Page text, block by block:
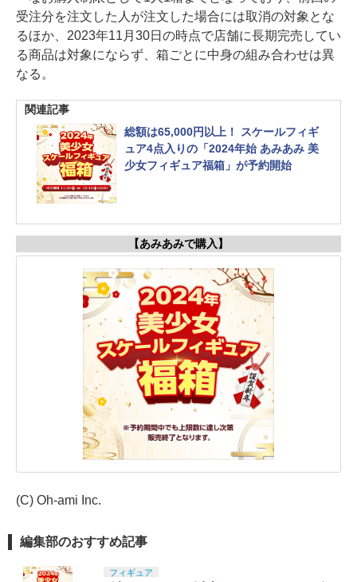
受注分を注文した人が注文した場合には取消の対象とな
るほか、2023年11月30日の時点で店舗に長期完売してい
る商品は対象にならず、箱ごとに中身の組み合わせは異
なる。
関連記事
総額は65,000円以上！ スケールフィギ
ュア4点入りの「2024年始 あみあみ 美
少女フィギュア福箱」が予約開始
【あみあみで購入】
(C) Oh-ami Inc.
編集部のおすすめ記事
フィギュア